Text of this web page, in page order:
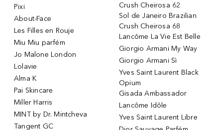
Pixi
About-Face
Les Filles en Rouje
Miu Miu parfém
Jo Malone London
Lolavie
Alma K
Pai Skincare
Miller Harris
MINT by Dr. Mintcheva
Tangent GC
Crush Cheirosa 62
Sol de Janeiro Brazilian
Crush Cheirosa 68
Lancôme La Vie Est Belle
Giorgio Armani My Way
Giorgio Armani Sì
Yves Saint Laurent Black
Opium
Gisada Ambassador
Lancôme Idôle
Yves Saint Laurent Libre